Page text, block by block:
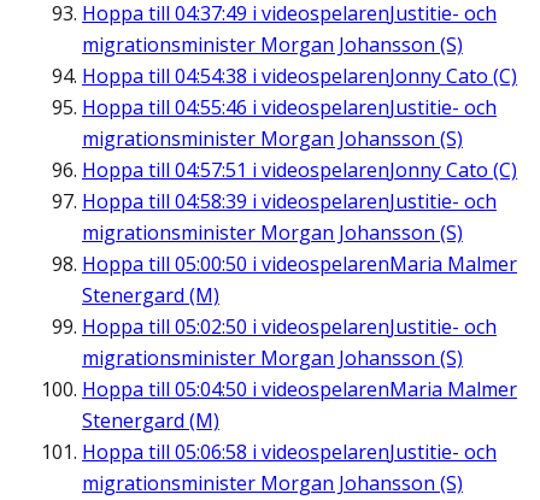
Hoppa till 04:37:49 i videospelarenJustitie- och
migrationsminister Morgan Johansson (S)
Hoppa till 04:54:38 i videospelarenJonny Cato (C)
Hoppa till 04:55:46 i videospelarenJustitie- och
migrationsminister Morgan Johansson (S)
Hoppa till 04:57:51 i videospelarenJonny Cato (C)
Hoppa till 04:58:39 i videospelarenJustitie- och
migrationsminister Morgan Johansson (S)
Hoppa till 05:00:50 i videospelarenMaria Malmer
Stenergard (M)
Hoppa till 05:02:50 i videospelarenJustitie- och
migrationsminister Morgan Johansson (S)
Hoppa till 05:04:50 i videospelarenMaria Malmer
Stenergard (M)
Hoppa till 05:06:58 i videospelarenJustitie- och
migrationsminister Morgan Johansson (S)